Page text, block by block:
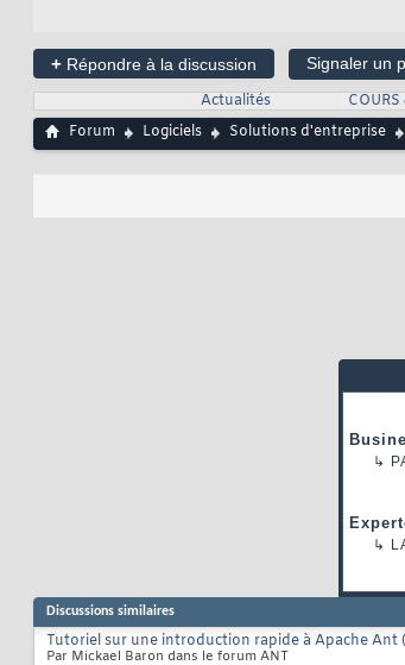
+ Répondre à la discussion
Signaler un
Actualités
COURS
Forum
Logiciels Solutions d'entreprise
↳
↳
Discussions similaires
Tutoriel sur une introduction rapide à Apache Ant
Par Mickael Baron dans le forum ANT